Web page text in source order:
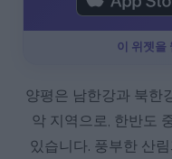
이 위젯을
양평은 남한강과 북한
악 지역으로, 한반도
있습니다. 풍부한 산